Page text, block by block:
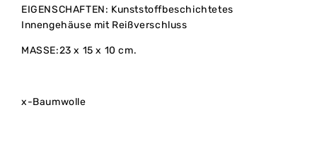
EIGENSCHAFTEN: Kunststoffbeschichtetes
Innengehäuse mit Reißverschluss
MASSE:23 x 15 x 10 cm.
x-Baumwolle